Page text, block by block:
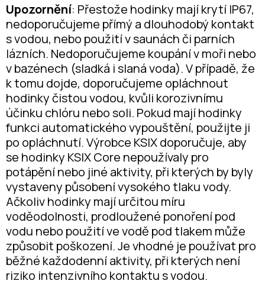
Upozornění: Přestože hodinky mají krytí IP67,
nedoporučujeme přímý a dlouhodobý kontakt
s vodou, nebo použití v saunách či parních
lázních. Nedoporučujeme koupání v moři nebo
v bazénech (sladká i slaná voda). V případě, že
k tomu dojde, doporučujeme opláchnout
hodinky čistou vodou, kvůli korozivnímu
účinku chlóru nebo soli. Pokud mají hodinky
funkci automatického vypouštění, použijte ji
po opláchnutí. Výrobce KSIX doporučuje, aby
se hodinky KSIX Core nepoužívaly pro
potápění nebo jiné aktivity, při kterých by byly
vystaveny působení vysokého tlaku vody.
Ačkoliv hodinky mají určitou míru
voděodolnosti, prodloužené ponoření pod
vodu nebo použití ve vodě pod tlakem může
způsobit poškození. Je vhodné je používat pro
běžné každodenní aktivity, při kterých není
riziko intenzivního kontaktu s vodou.